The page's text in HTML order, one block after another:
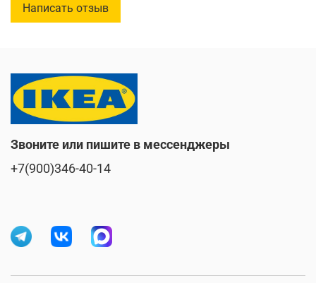
Диаметр : 95 см
Написать отзыв
Звоните или пишите в мессенджеры
+7(900)346-40-14